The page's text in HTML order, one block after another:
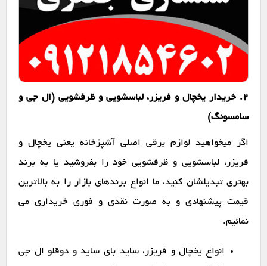
2. خریدار یخچال و فریزر، لباسشویی و ظرفشویی (ال جی و
سامسونگ)
اگر میخواهید لوازم برقی اصلی آشپزخانه یعنی یخچال و
فریزر، لباسشویی و ظرفشویی خود را بفروشید یا به برند
بهتری تبدیلشان کنید، ما انواع برندهای بازار را به بالاترین
قیمت پیشنهادی و به صورت نقدی و فوری خریداری می
نمائیم.
انواع یخچال و فریزر، ساید بای ساید و دوقلو ال جی